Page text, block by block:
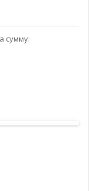
сумму: